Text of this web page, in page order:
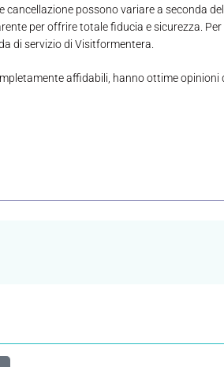
possono variare a seconda
per offrire totale fiducia e sicurezza.
di servizio di Visitformentera.
affidabili, hanno ottime